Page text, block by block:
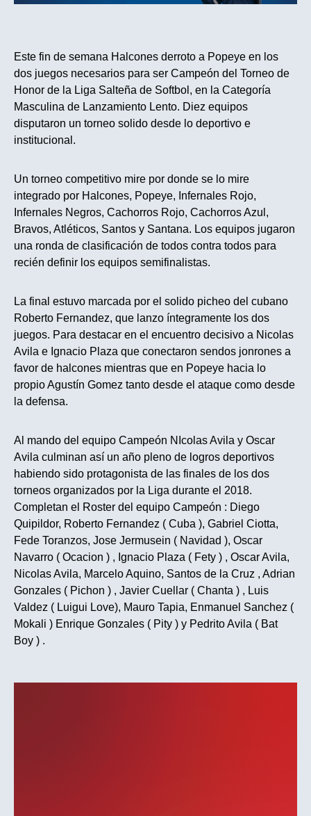
Este fin de semana Halcones derroto a Popeye en los
dos juegos necesarios para ser Campeón del Torneo de
Honor de la Liga Salteña de Softbol, en la Categoría
Masculina de Lanzamiento Lento. Diez equipos
disputaron un torneo solido desde lo deportivo e
institucional.
Un torneo competitivo mire por donde se lo mire
integrado por Halcones, Popeye, Infernales Rojo,
Infernales Negros, Cachorros Rojo, Cachorros Azul,
Bravos, Atléticos, Santos y Santana. Los equipos jugaron
una ronda de clasificación de todos contra todos para
recién definir los equipos semifinalistas.
La final estuvo marcada por el solido picheo del cubano
Roberto Fernandez, que lanzo íntegramente los dos
juegos. Para destacar en el encuentro decisivo a Nicolas
Avila e Ignacio Plaza que conectaron sendos jonrones a
favor de halcones mientras que en Popeye hacia lo
propio Agustín Gomez tanto desde el ataque como desde
la defensa.
Al mando del equipo Campeón NIcolas Avila y Oscar
Avila culminan así un año pleno de logros deportivos
habiendo sido protagonista de las finales de los dos
torneos organizados por la Liga durante el 2018.
Completan el Roster del equipo Campeón : Diego
Quipildor, Roberto Fernandez ( Cuba ), Gabriel Ciotta,
Fede Toranzos, Jose Jermusein ( Navidad ), Oscar
Navarro ( Ocacion ) , Ignacio Plaza ( Fety ) , Oscar Avila,
Nicolas Avila, Marcelo Aquino, Santos de la Cruz , Adrian
Gonzales ( Pichon ) , Javier Cuellar ( Chanta ) , Luis
Valdez ( Luigui Love), Mauro Tapia, Enmanuel Sanchez (
Mokali ) Enrique Gonzales ( Pity ) y Pedrito Avila ( Bat
Boy ) .